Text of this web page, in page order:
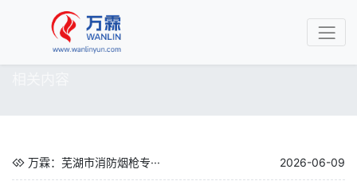
万霖：芜湖市消防烟枪专··· 2026-06-09